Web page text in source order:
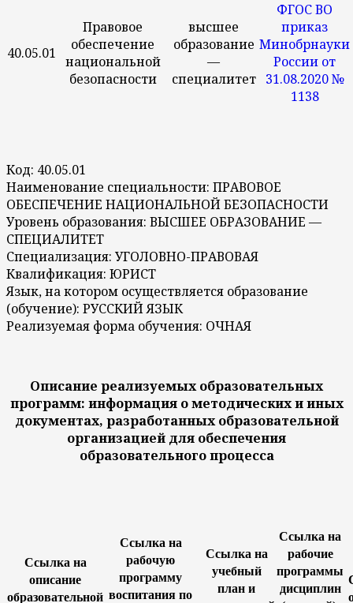
40.05.01
Правовое
обеспечение
национальной
безопасности
высшее
образование
—
специалитет
ФГОС ВО
приказ
Минобрнауки
России от
31.08.2020 №
1138
Код: 40.05.01
Наименование специальности: ПРАВОВОЕ
ОБЕСПЕЧЕНИЕ НАЦИОНАЛЬНОЙ БЕЗОПАСНОСТИ
Уровень образования: ВЫСШЕЕ ОБРАЗОВАНИЕ —
СПЕЦИАЛИТЕТ
Специализация: УГОЛОВНО-ПРАВОВАЯ
Квалификация: ЮРИСТ
Язык, на котором осуществляется образование
(обучение): РУССКИЙ ЯЗЫК
Реализуемая форма обучения: ОЧНАЯ
Описание реализуемых образовательных
программ: информация о методических и иных
документах, разработанных образовательной
организацией для обеспечения
образовательного процесса
Ссылка на
описание
образовательной
Ссылка на
рабочую
программу
воспитания по
Ссылка на
учебный
план и
Ссылка на
рабочие
программы
дисциплин